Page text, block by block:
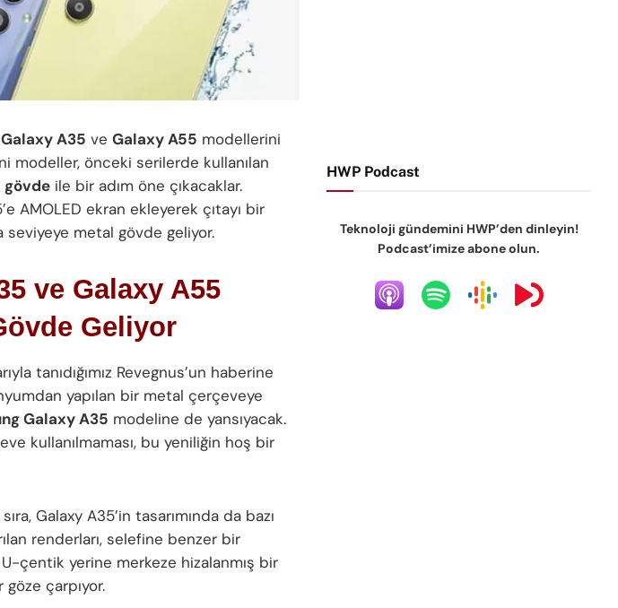
A35 ve Galaxy A55 modellerini
modeller, önceki serilerde kullanılan
gövde ile bir adım öne çıkacaklar.
AMOLED ekran ekleyerek çıtayı bir
seviyeye metal gövde geliyor.
ve Galaxy A55
Geliyor
tanıdığımız Revegnus’un haberine
yapılan bir metal çerçeveye
Galaxy A35 modeline de yansıyacak.
kullanılmaması, bu yeniliğin hoş bir
Galaxy A35’in tasarımında da bazı
renderları, selefine benzer bir
çentik yerine merkeze hizalanmış bir
çarpıyor.
HWP Podcast
Teknoloji gündemini HWP’den dinleyin!
Podcast’imize abone olun.